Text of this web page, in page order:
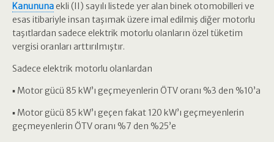
Kanununa ekli (II) sayılı listede yer alan binek otomobilleri ve
esas itibariyle insan taşımak üzere imal edilmiş diğer motorlu
taşıtlardan sadece elektrik motorlu olanların özel tüketim
vergisi oranları arttırılmıştır.
Sadece elektrik motorlu olanlardan
▪ Motor gücü 85 kW’ı geçmeyenlerin ÖTV oranı %3 den %10’a
▪ Motor gücü 85 kW’ı geçen fakat 120 kW’ı geçmeyenlerin
geçmeyenlerin ÖTV oranı %7 den %25’e